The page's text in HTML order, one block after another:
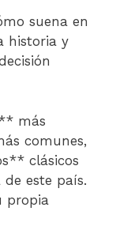
suena en
historia y
más
comunes,
clásicos
este país.
propia